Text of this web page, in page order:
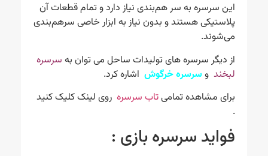
این سرسره به سر هم‌بندی نیاز دارد و تمام قطعات آن
پلاستیکی هستند و بدون نیاز به ابزار خاصی سرهم‌بندی
می‌شوند.
از دیگر سرسره های تولیدات ساحل می توان بهسرسره
وسرسرهخرگوشاشاره کرد.
برای مشاهده تمامیتاب سرسرهروی لینک کلیک کنید
فواید سرسره بازی :